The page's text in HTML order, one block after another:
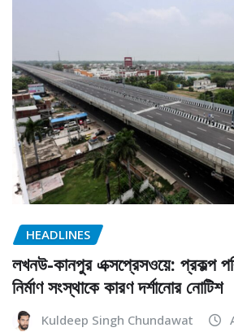
HEADLINES
লখনউ-কানপুর এক্সপ্রেসওয়ে: প্রকল্প
নির্মাণ সংস্থাকে কারণ দর্শানোর নোটিশ
Kuldeep Singh Chundawat